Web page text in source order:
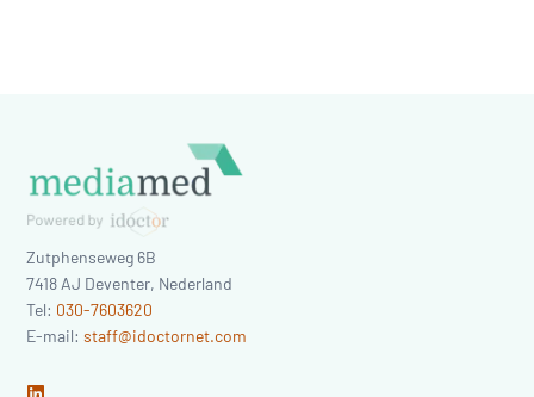
Zutphenseweg 6B
7418 AJ Deventer, Nederland
Tel: 030-7603620
E-mail:staff@idoctornet.com